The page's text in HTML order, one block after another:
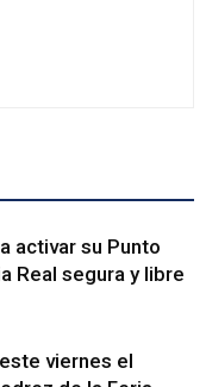
activar su Punto
Real segura y libre
viernes el